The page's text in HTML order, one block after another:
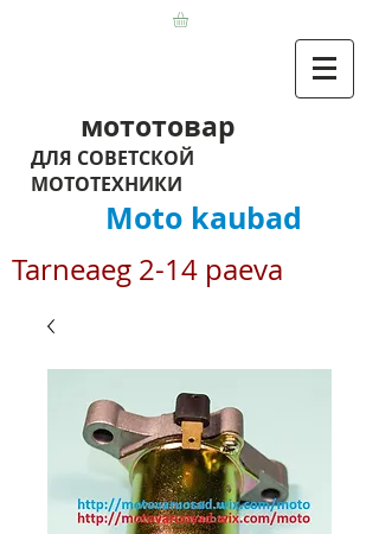
мототовар
ДЛЯ СОВЕТСКОЙ
МОТОТЕХНИКИ
Moto kaubad
Tarneaeg 2-14 paeva